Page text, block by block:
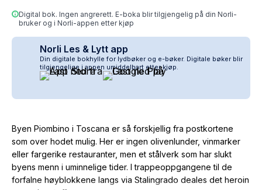
Digital bok. Ingen angrerett. E-boka blir tilgjengelig på din Norli-
bruker og i Norli-appen etter kjøp
Norli Les & Lytt app
Din digitale bokhylle for lydbøker og e-bøker. Digitale bøker blir
tilgjengelige i appen umiddelbart etter kjøp.
Byen Piombino i Toscana er så forskjellig fra postkortene
som over hodet mulig. Her er ingen olivenlunder, vinmarker
eller fargerike restauranter, men et stålverk som har slukt
byens menn i uminnelige tider. I trappeoppgangene til de
forfalne høyblokkene langs via Stalingrado deales det heroin